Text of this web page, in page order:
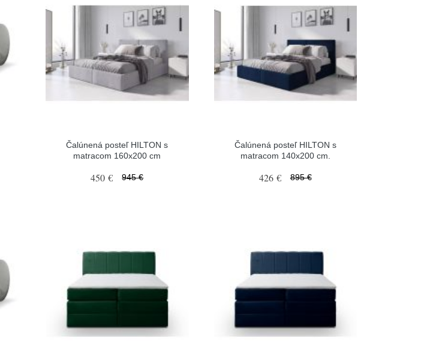
Čalúnená posteľ HILTON s
matracom 160x200 cm
450 € 945 €
Čalúnená posteľ HILTON s
matracom 140x200 cm.
426 € 895 €